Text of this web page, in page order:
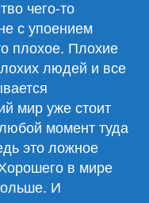
чего-то
с упоением
плохое. Плохие
людей и все
мир уже стоит
момент туда
это ложное
в мире
И